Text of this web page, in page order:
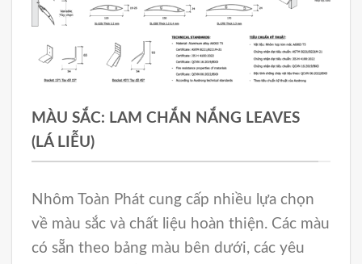
MÀU SẮC: LAM CHẮN NẮNG LEAVES
(LÁ LIỄU)
Nhôm Toàn Phát cung cấp nhiều lựa chọn
về màu sắc và chất liệu hoàn thiện. Các màu
có sẵn theo bảng màu bên dưới, các yêu